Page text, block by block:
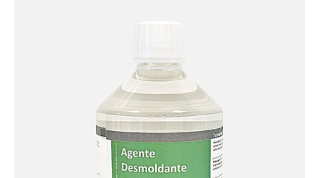
garantir uma separação eficiente e consistente das
Proporciona excelente capacidade de desmoldagem,
reduzindo a adesão ao molde e contribuindo para
ciclos de produção mais rápidos, menor desgaste das
ferramentas e maior estabilidade do processo.